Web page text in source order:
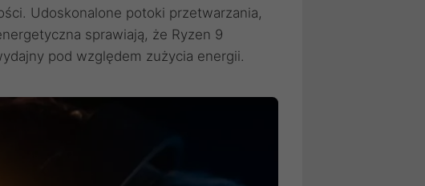
Udoskonalone potoki przetwarzania,
sprawiają, że Ryzen 9
pod względem zużycia energii.